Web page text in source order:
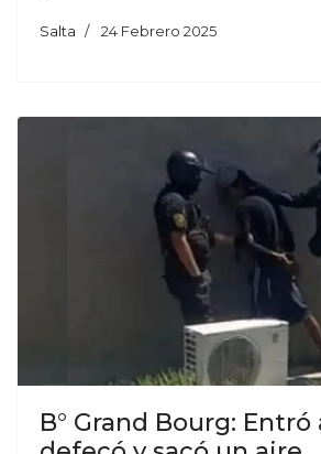
Salta 24 Febrero 2025
B° Grand Bourg: Entró